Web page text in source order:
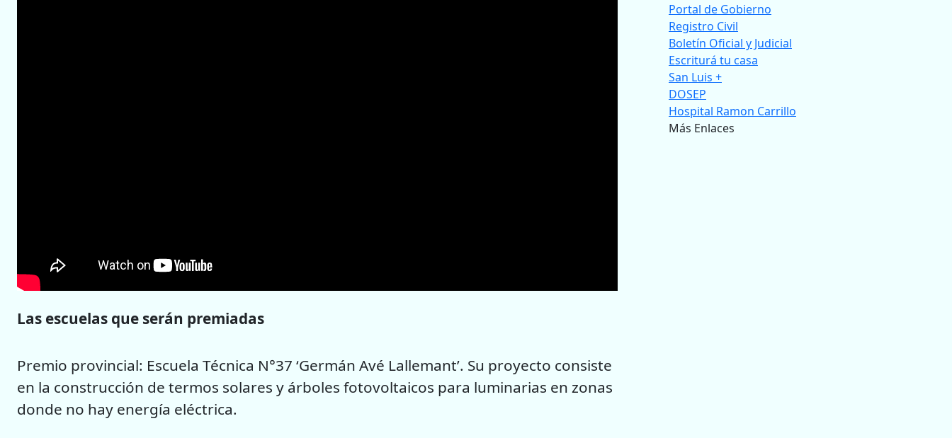
Las escuelas que serán premiadas
Premio provincial: Escuela Técnica N°37 ‘Germán Avé Lallemant’. Su proyecto consiste
en la construcción de termos solares y árboles fotovoltaicos para luminarias en zonas
donde no hay energía eléctrica.
Portal de Gobierno
Registro Civil
Boletín Oficial y Judicial
Escriturá tu casa
San Luis +
DOSEP
Hospital Ramon Carrillo
Más Enlaces